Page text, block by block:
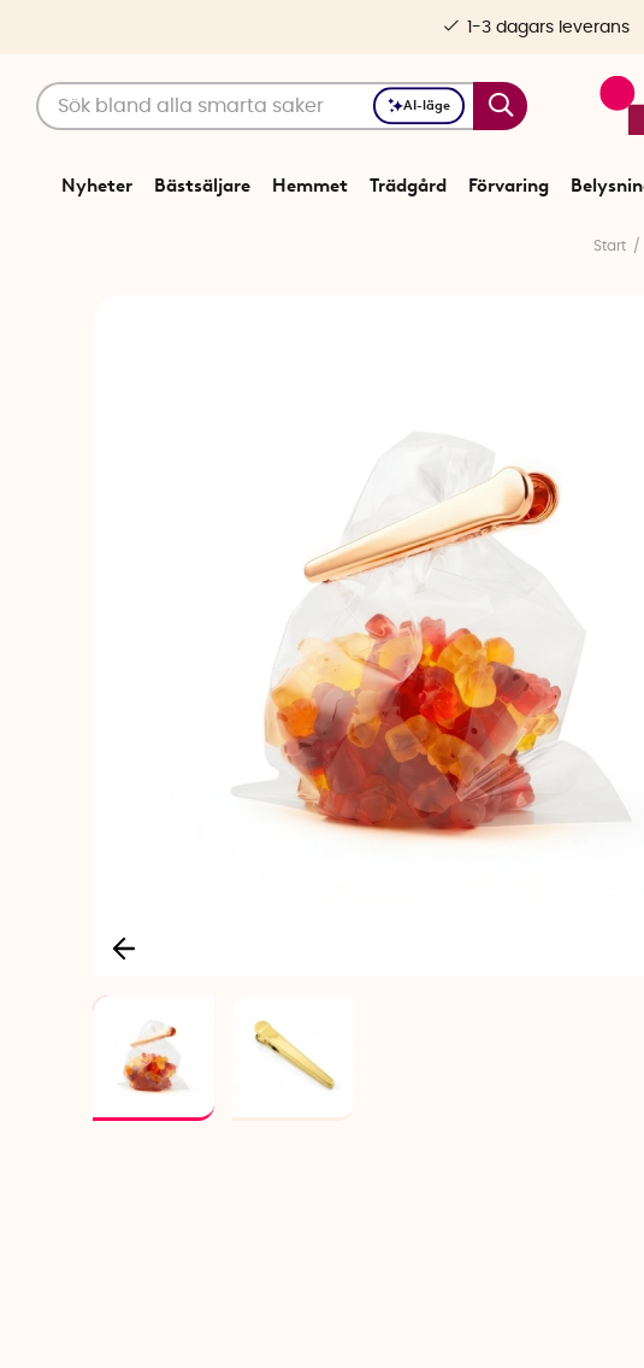
AI-läge
Nyheter Bästsäljare Hemmet Trädgård Förvaring
1-3 dagars leverans
Start